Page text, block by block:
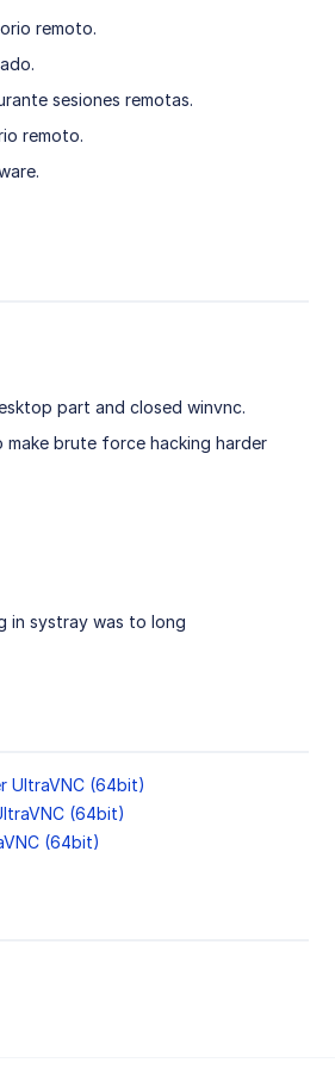
remoto.
sesiones remotas.
remoto.
part and closed winvnc.
brute force hacking harder
in systray was to long
UltraVNC (64bit)
(64bit)
(64bit)